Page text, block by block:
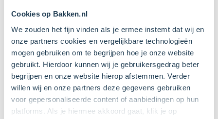
Cookies op Bakken.nl
We zouden het fijn vinden als je ermee instemt dat wij en
onze partners cookies en vergelijkbare technologieën
mogen gebruiken om te begrijpen hoe je onze website
gebruikt. Hierdoor kunnen wij je gebruikersgedrag beter
begrijpen en onze website hierop afstemmen. Verder
willen wij en onze partners deze gegevens gebruiken
voor gepersonaliseerde content of aanbiedingen op hun
platforms. Als je hiermee akkoord gaat, klik je op
Nootmuskaat (voorkeur: vers geraspt)
Peper & zout
Keukenspullen